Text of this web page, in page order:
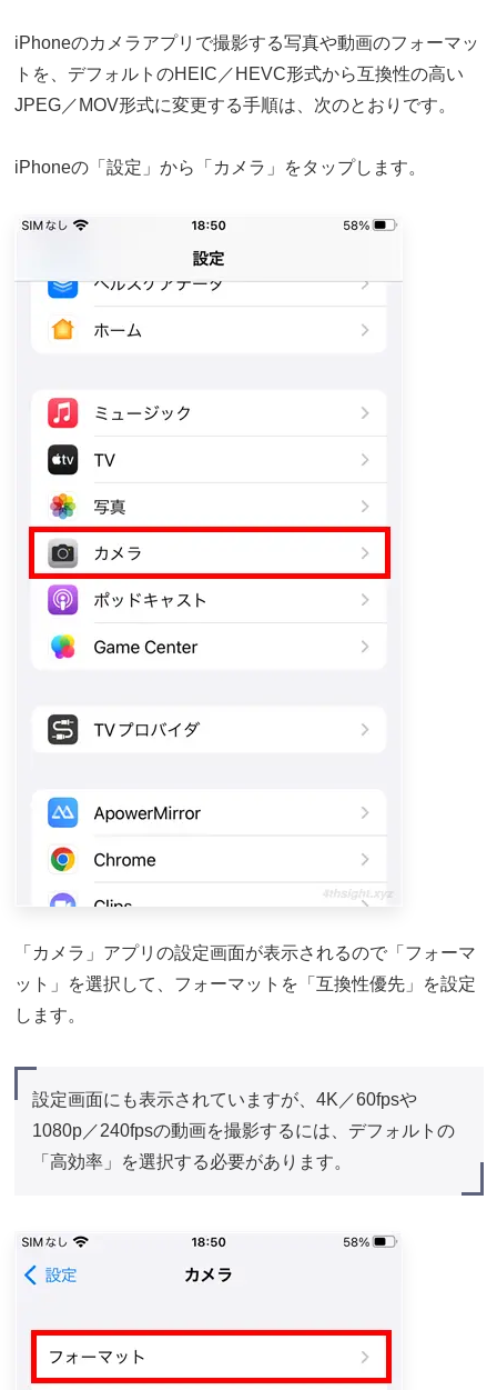
iPhoneのカメラアプリで撮影する写真や動画のフォーマッ
トを、デフォルトのHEIC／HEVC形式から互換性の高い
JPEG／MOV形式に変更する手順は、次のとおりです。
iPhoneの「設定」から「カメラ」をタップします。
「カメラ」アプリの設定画面が表示されるので「フォーマ
ット」を選択して、フォーマットを「互換性優先」を設定
します。
設定画面にも表示されていますが、4K／60fpsや
1080p／240fpsの動画を撮影するには、デフォルトの
「高効率」を選択する必要があります。